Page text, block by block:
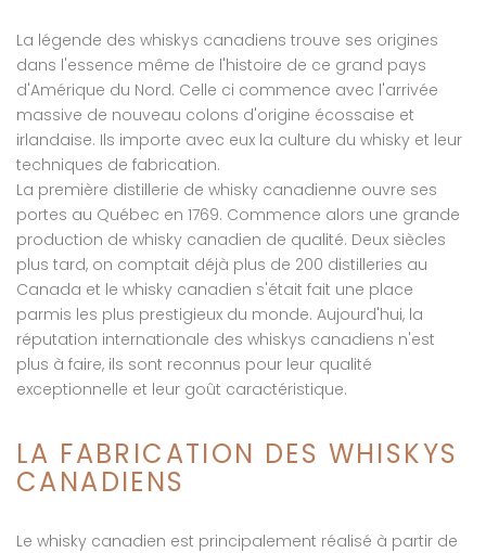
La légende des whiskys canadiens trouve ses origines
dans l'essence même de l'histoire de ce grand pays
d'Amérique du Nord. Celle ci commence avec l'arrivée
massive de nouveau colons d'origine écossaise et
irlandaise. Ils importe avec eux la culture du whisky et leur
techniques de fabrication.
La première distillerie de whisky canadienne ouvre ses
portes au Québec en 1769. Commence alors une grande
production de whisky canadien de qualité. Deux siècles
plus tard, on comptait déjà plus de 200 distilleries au
Canada et le whisky canadien s'était fait une place
parmis les plus prestigieux du monde. Aujourd'hui, la
réputation internationale des whiskys canadiens n'est
plus à faire, ils sont reconnus pour leur qualité
exceptionnelle et leur goût caractéristique.
LA FABRICATION DES WHISKYS
CANADIENS
Le whisky canadien est principalement réalisé à partir de